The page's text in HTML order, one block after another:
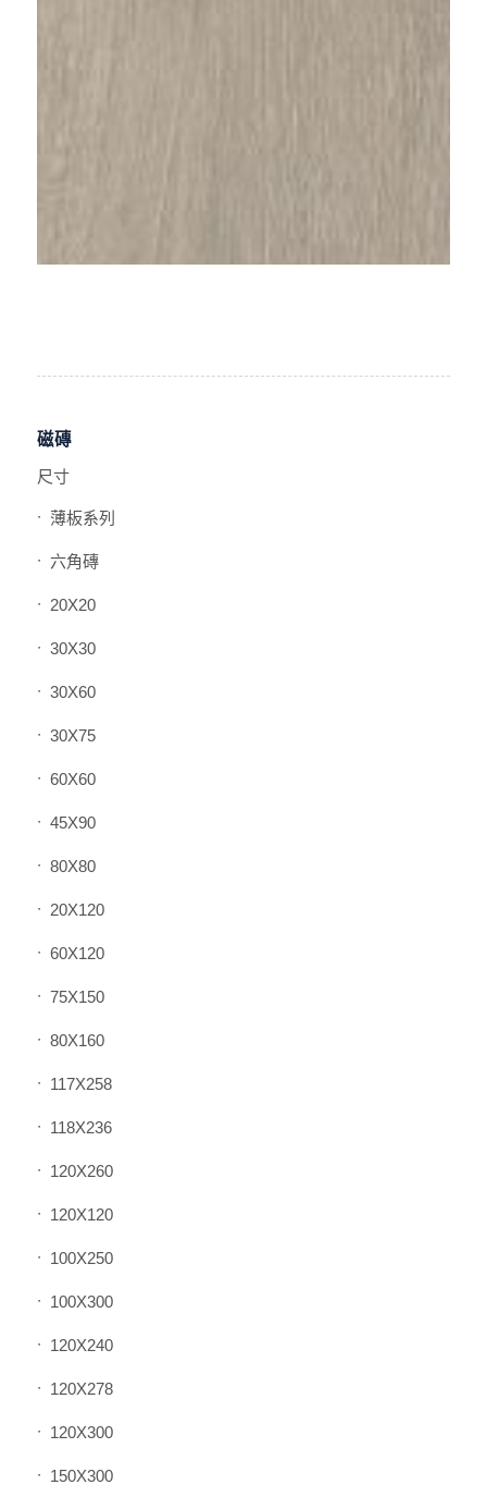
磁磚
尺寸
薄板系列
六角磚
20X20
30X30
30X60
30X75
60X60
45X90
80X80
20X120
60X120
75X150
80X160
117X258
118X236
120X260
120X120
100X250
100X300
120X240
120X278
120X300
150X300